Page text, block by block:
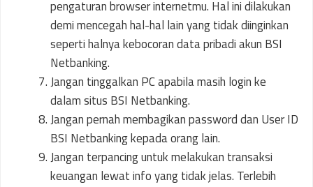
pengaturan browser internetmu. Hal ini dilakukan
demi mencegah hal-hal lain yang tidak diinginkan
seperti halnya kebocoran data pribadi akun BSI
Netbanking.
Jangan tinggalkan PC apabila masih login ke
dalam situs BSI Netbanking.
Jangan pernah membagikan password dan User ID
BSI Netbanking kepada orang lain.
Jangan terpancing untuk melakukan transaksi
keuangan lewat info yang tidak jelas. Terlebih